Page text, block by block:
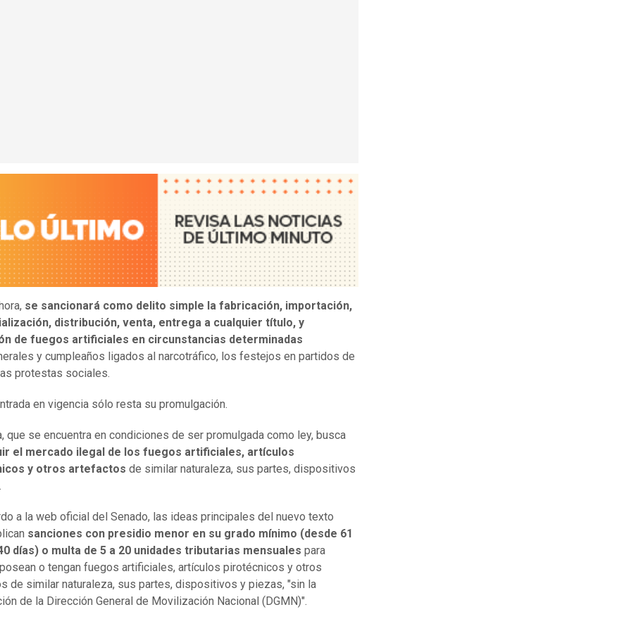
se sancionará como delito simple la fabricación, importación,
distribución, venta, entrega a cualquier título, y
de fuegos artificiales en circunstancias determinadas
y cumpleaños ligados al narcotráfico, los festejos en partidos de
protestas sociales.
en vigencia sólo resta su promulgación.
que se encuentra en condiciones de ser promulgada como ley, busca
el mercado ilegal de los fuegos artificiales, artículos
y otros artefactos de similar naturaleza, sus partes, dispositivos
a la web oficial del Senado, las ideas principales del nuevo texto
sanciones con presidio menor en su grado mínimo (desde 61
días) o multa de 5 a 20 unidades tributarias mensuales para
o tengan fuegos artificiales, artículos pirotécnicos y otros
de similar naturaleza, sus partes, dispositivos y piezas, "sin la
de la Dirección General de Movilización Nacional (DGMN)".